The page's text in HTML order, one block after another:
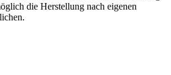
die Herstellung nach eigenen